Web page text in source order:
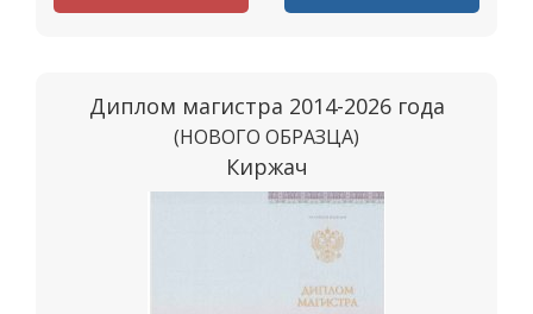
Диплом магистра 2014-2026 года
(НОВОГО ОБРАЗЦА)
Киржач